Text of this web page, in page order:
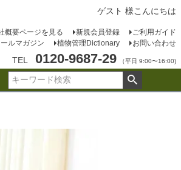
ゲスト 様こんにちは
概要ページを見る 新規会員登録
ご利用ガイド
ールマガジン
植物管理Dictionary お問い合わせ
TEL 0120-9687-29 （平日 9:00〜16:00)